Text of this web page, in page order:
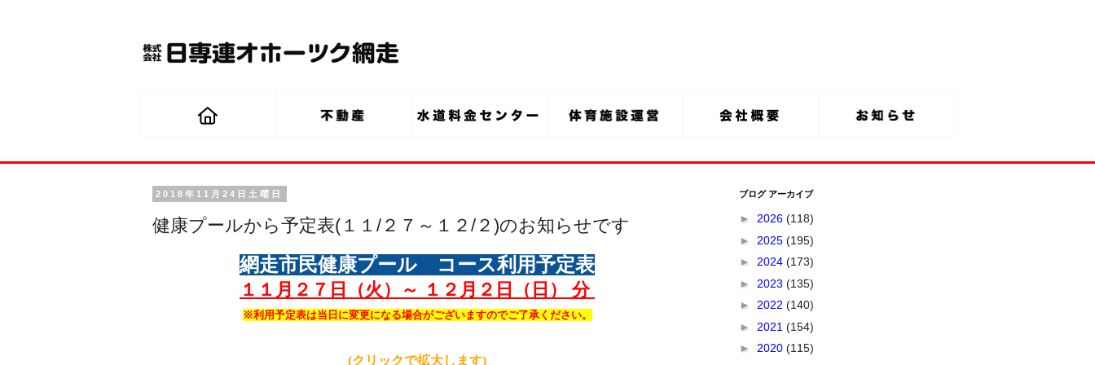
2018年11月24日土曜日
健康プールから予定表(１１/２７～１２/２)のお知らせです
網走市民健康プール コース利用予定表
１１月２７ 日（火）～ １２月２日（日） 分
※利用予定表は当日に変更になる場合がございますのでご了承ください。
(クリックで拡大します)
ブログ アーカイブ
► 2026 (118)
► 2025 (195)
► 2024 (173)
► 2023 (135)
► 2022 (140)
► 2021 (154)
► 2020 (115)